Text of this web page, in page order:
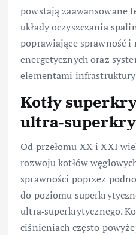
powstają zaawansowane
układy oczyszczania
poprawiające sprawność
energetycznych oraz
elementami
Kotły
Od przełomu XX i XXI
rozwoju kotłów
sprawności poprzez
do poziomu
ultra‑superkrytycznego.
ciśnieniach często